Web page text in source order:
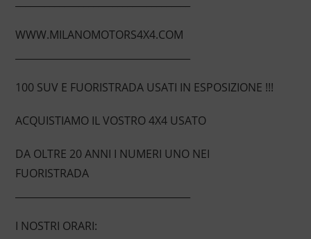
WWW.MILANOMOTORS4X4.COM
100 SUV E FUORISTRADA USATI IN ESPOSIZIONE !!!
ACQUISTIAMO IL VOSTRO 4X4 USATO
DA OLTRE 20 ANNI I NUMERI UNO NEI
FUORISTRADA
I NOSTRI ORARI: